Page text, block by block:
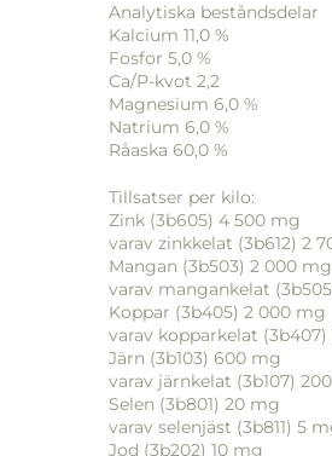
Analytiska beståndsdelar
Kalcium 11,0 %
Fosfor 5,0 %
Ca/P-kvot 2,2
Magnesium 6,0 %
Natrium 6,0 %
Råaska 60,0 %
Tillsatser per kilo:
Zink (3b605) 4 500 mg
varav zinkkelat (3b612) 2
Mangan (3b503) 2 000 mg
varav mangankelat
Koppar (3b405) 2 000 mg
varav kopparkelat (3b407)
Järn (3b103) 600 mg
varav järnkelat (3b107)
Selen (3b801) 20 mg
varav selenjäst (3b811) 5
Jod (3b202) 10 mg